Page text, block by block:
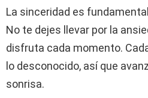
La sinceridad es
No te dejes llevar por la
disfruta cada momento.
lo desconocido, así que
sonrisa.